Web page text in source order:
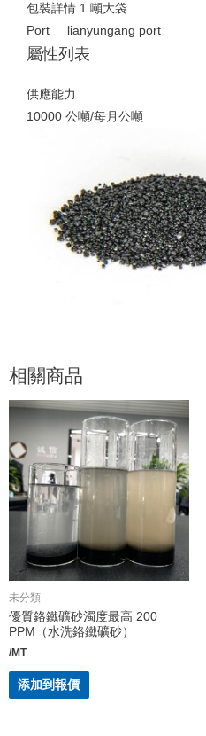
包裝詳情 1 噸大袋
Port lianyungang port
屬性列表
供應能力
10000 公噸/每月公噸
相關商品
未分類
優質鉻鐵礦砂濁度最高 200
PPM（水洗鉻鐵礦砂）
/MT
添加到報價